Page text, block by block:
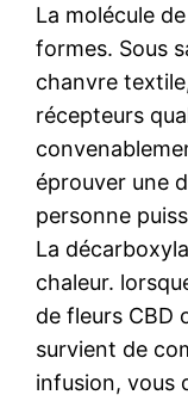
La molécule
formes. Sous
chanvre
récepteurs
éprouver une
personne
La
chaleur.
de fleurs CBD
survient de
infusion, vous